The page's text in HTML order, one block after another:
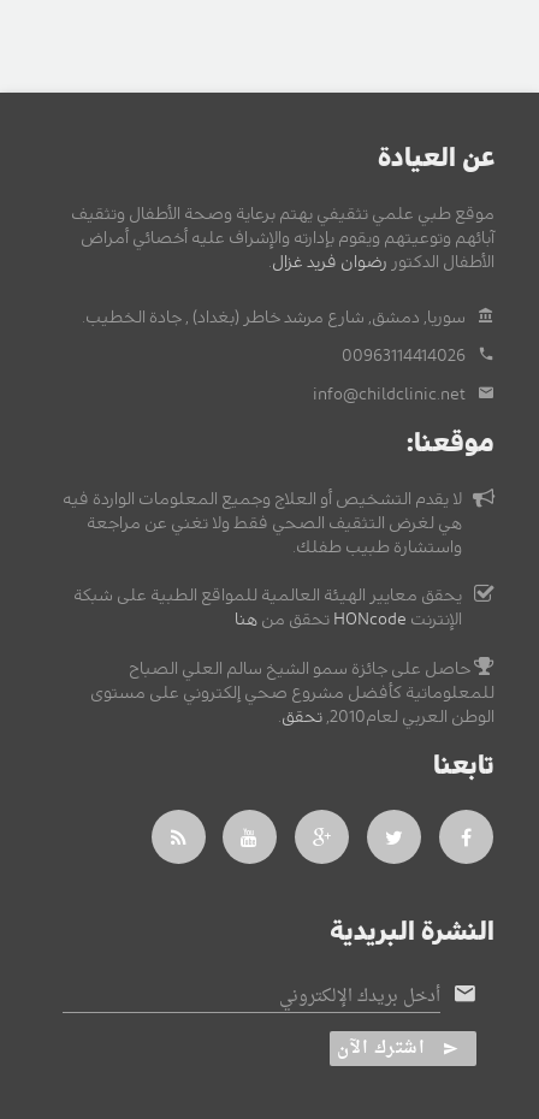
عن العيادة
موقع طبي علمي تثقيفي يهتم برعاية وصحة الأطفال وتثقيف
آبائهم وتوعيتهم ويقوم بإدارته والإشراف عليه أخصائي أمراض
الأطفال الدكتور رضوان فريد غزال.
سوريا, دمشق, شارع مرشد خاطر (بغداد) , جادة الخطيب.
00963114414026
info@childclinic.net
موقعنا:
لا يقدم التشخيص أو العلاج وجميع المعلومات الواردة فيه
هي لغرض التثقيف الصحي فقط ولا تغني عن مراجعة
واستشارة طبيب طفلك.
يحقق معايير الهيئة العالمية للمواقع الطبية على شبكة
الإنترنت HONcode تحقق من هنا
حاصل على جائزة سمو الشيخ سالم العلي الصباح
للمعلوماتية كأفضل مشروع صحي إلكتروني على مستوى
الوطن العربي لعام2010,
تحقق.
تابعنا
النشرة البريدية
أدخل بريدك الإلكتروني
اشترك الآن